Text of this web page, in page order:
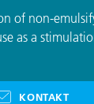
of non-
as a
KONTAKT